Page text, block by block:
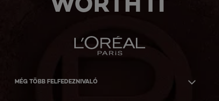
MÉG TÖBB FELFEDEZNIVALÓ